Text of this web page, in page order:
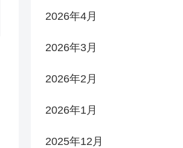
2026年4月
2026年3月
2026年2月
2026年1月
2025年12月